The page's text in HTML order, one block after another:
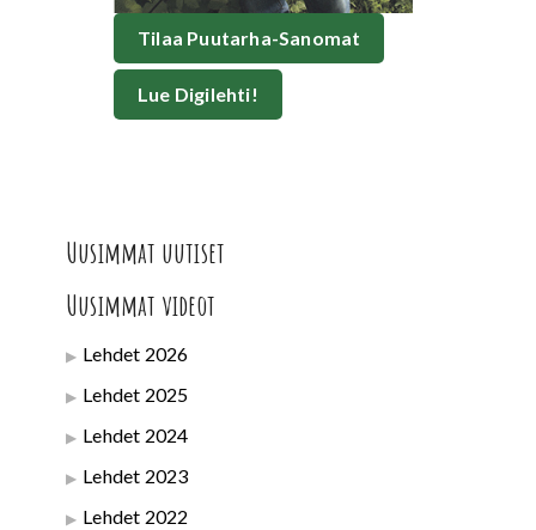
Tilaa Puutarha-Sanomat
Lue Digilehti!
Uusimmat uutiset
Uusimmat videot
Lehdet 2026
Lehdet 2025
Lehdet 2024
Lehdet 2023
Lehdet 2022